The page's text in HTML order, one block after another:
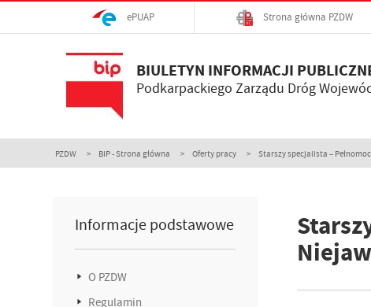
ePUAP Strona główna PZDW
BIULETYN INFORMACJI
Podkarpackiego Zarządu Dróg
PZDW BIP - Strona główna Oferty pracy Starszy specjalista –
Informacje podstawowe
O PZDW
Regulamin